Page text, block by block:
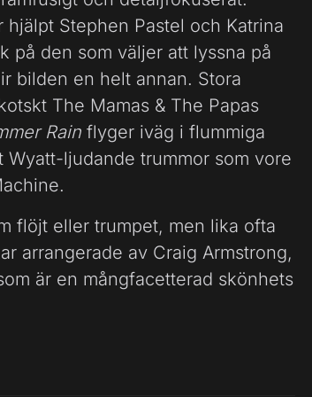
Stephen Pastel och Katrina
på den som väljer att lyssna på
bilden en helt annan. Stora
The Mamas & The Papas
Rain flyger iväg i flummiga
ljudande trummor som vore
flöjt eller trumpet, men lika ofta
arrangerade av Craig Armstrong,
är en mångfacetterad skönhets